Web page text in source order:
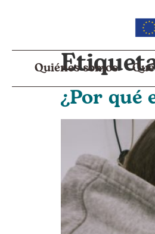
Quiénes somos
¿Por qué